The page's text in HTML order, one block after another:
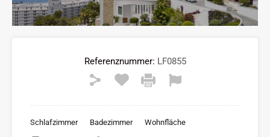
Referenznummer: LF0855
Schlafzimmer Badezimmer Wohnfläche